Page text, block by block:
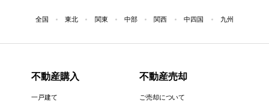
全国 東北 関東 中部 関西 中四国 九州
不動産購入
一戸建て
不動産売却
ご売却について